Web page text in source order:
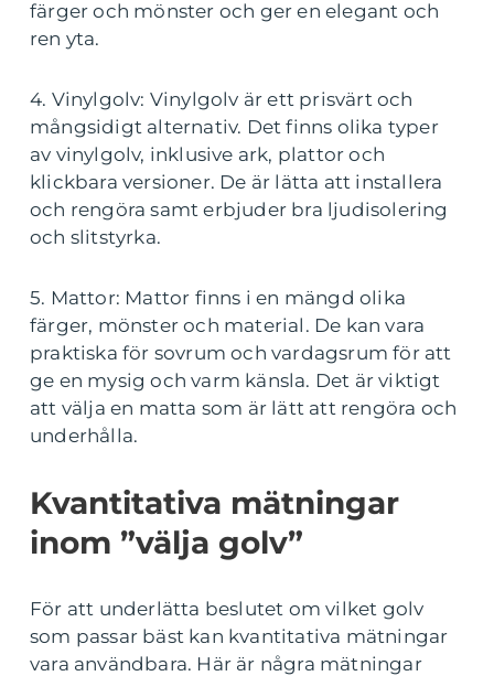
färger och mönster och ger en elegant och
ren yta.
4. Vinylgolv: Vinylgolv är ett prisvärt och
mångsidigt alternativ. Det finns olika typer
av vinylgolv, inklusive ark, plattor och
klickbara versioner. De är lätta att installera
och rengöra samt erbjuder bra ljudisolering
och slitstyrka.
5. Mattor: Mattor finns i en mängd olika
färger, mönster och material. De kan vara
praktiska för sovrum och vardagsrum för att
ge en mysig och varm känsla. Det är viktigt
att välja en matta som är lätt att rengöra och
underhålla.
Kvantitativa mätningar
inom ”välja golv”
För att underlätta beslutet om vilket golv
som passar bäst kan kvantitativa mätningar
vara användbara. Här är några mätningar